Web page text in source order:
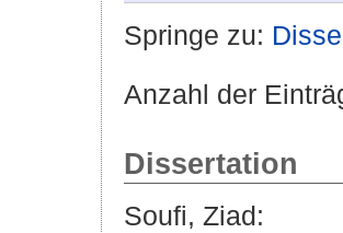
Springe zu:
Anzahl der
Dissertation
Soufi, Ziad: